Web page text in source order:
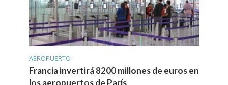
AEROPUERTO
Francia invertirá 8200 millones de euros en
los aeropuertos de París